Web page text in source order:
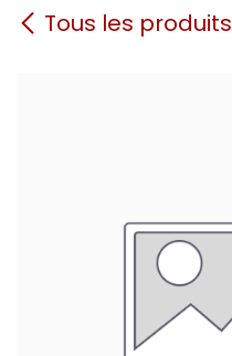
Tous les produits